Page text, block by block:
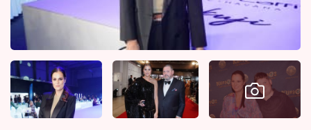
Filmový festival Karlovy Vary
Pořady
Mámy sobě